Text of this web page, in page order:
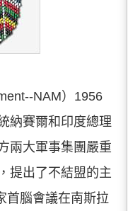
NAM）1956
納賽爾和印度總理
兩大軍事集團嚴重
提出了不結盟的主
首腦會議在南斯拉